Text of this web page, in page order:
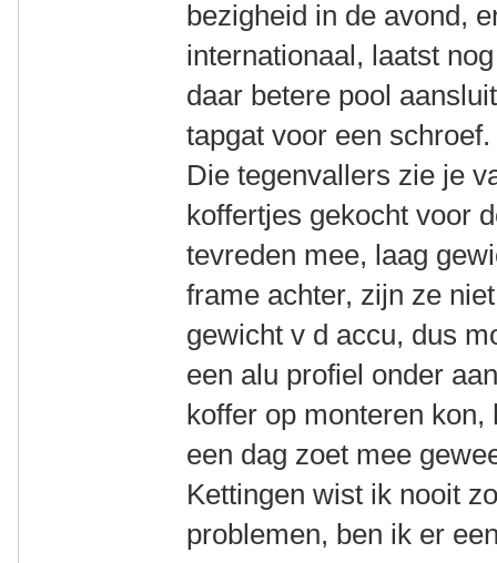
bezigheid in de avond,
internationaal, laatst
daar betere pool
tapgat voor een schroef.
Die tegenvallers zie je
koffertjes gekocht voor
tevreden mee, laag
frame achter, zijn ze
gewicht v d accu, dus
een alu profiel onder
koffer op monteren
een dag zoet mee
Kettingen wist ik nooit
problemen, ben ik er